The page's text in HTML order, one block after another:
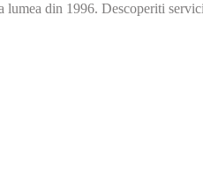
din 1996. Descoperiti